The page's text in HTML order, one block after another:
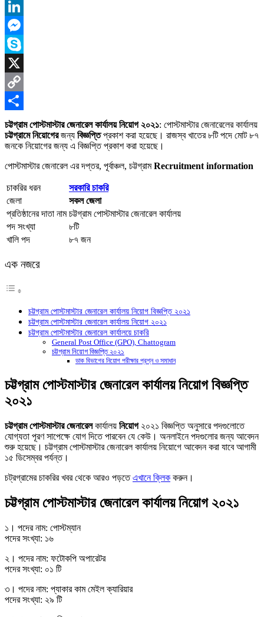
Reddit
LinkedIn
Messenger
Skype
X
Copy
Link
Share
চট্টগ্রাম পোস্টমাস্টার জেনারেল কার্যালয় নিয়োগ ২০২১: পোস্টমাস্টার জেনারেলের কার্যালয়
চট্টগ্রামে নিয়োগেরজন্য বিজ্ঞপ্তিপ্রকাশ করা হয়েছে। রাজস্ব খাতের ৮টি পদে মোট ৮৭
জনকে নিয়োগের জন্য এ বিজ্ঞপ্তি প্রকাশ করা হয়েছে।
পোস্টমাস্টার জেনারেল এর দপ্তর, পূর্বাঞ্চল, চট্টগ্রামRecruitment information
চাকরির ধরন
সরকারি চাকরি
জেলা
সকল জেলা
প্রতিষ্ঠানের দাতা নাম চট্টগ্রাম পোস্টমাস্টার জেনারেল কার্যালয়
পদ সংখ্যা
৮টি
খালি পদ
৮৭ জন
এক নজরে
চট্টগ্রাম পোস্টমাস্টার জেনারেল কার্যালয় নিয়োগ বিজ্ঞপ্তি ২০২১
চট্টগ্রাম পোস্টমাস্টার জেনারেল কার্যালয় নিয়োগ ২০২১
চট্টগ্রাম পোস্টমাস্টার জেনারেল কার্যালয়ে চাকরি
General Post Office (GPO), Chattogram
চট্টগ্রাম নিয়োগ বিজ্ঞপ্তি ২০২১
ডাক বিভাগের নিয়োগ পরীক্ষার প্রশ্ন ও সমাধান
চট্টগ্রাম পোস্টমাস্টার জেনারেল কার্যালয় নিয়োগ বিজ্ঞপ্তি
২০২১
চট্টগ্রাম পোস্টমাস্টার জেনারেলকার্যালয় নিয়োগ২০২১ বিজ্ঞপ্তি অনুসারে পদগুলোতে
যোগ্যতা পূরণ সাপেক্ষে যোগ দিতে পারবেন যে কেউ। অনলাইনে পদগুলোর জন্য আবেদন
শুরু হয়েছে। চট্টগ্রাম পোস্টমাস্টার জেনারেল কার্যালয় নিয়োগে আবেদন করা যাবে আগামী
১৫ ডিসেম্বর পর্যন্ত।
চট্রগ্রামের চাকরির খবর থেকে আরও পড়তেএখানে ক্লিক করুন।
চট্টগ্রাম পোস্টমাস্টার জেনারেল কার্যালয় নিয়োগ ২০২১
১। পদের নাম: পোস্টম্যান
পদের সংখ্যা: ১৬
২। পদের নাম: ফটোকপি অপারেটর
পদের সংখ্যা: ০১ টি
৩। পদের নাম: প্যাকার কাম মেইল ক্যারিয়ার
পদের সংখ্যা: ২৯ টি